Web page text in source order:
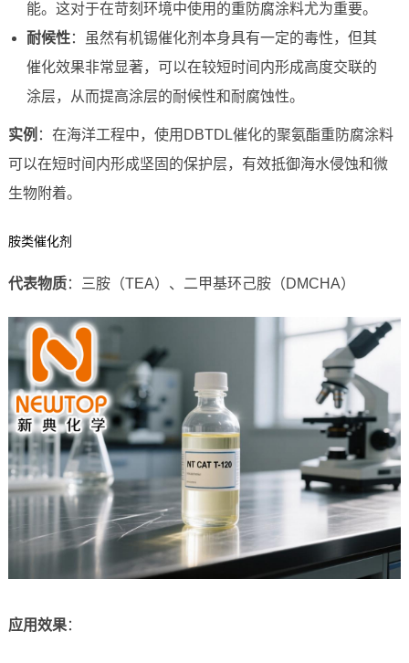
能。这对于在苛刻环境中使用的重防腐涂料尤为重要。
耐候性：虽然有机锡催化剂本身具有一定的毒性，但其
催化效果非常显著，可以在较短时间内形成高度交联的
涂层，从而提高涂层的耐候性和耐腐蚀性。
实例 ：在海洋工程中，使用DBTDL催化的聚氨酯重防腐涂料
可以在短时间内形成坚固的保护层，有效抵御海水侵蚀和微
生物附着。
胺类催化剂
代表物质：三胺（TEA）、二甲基环己胺（DMCHA）
应用效果：